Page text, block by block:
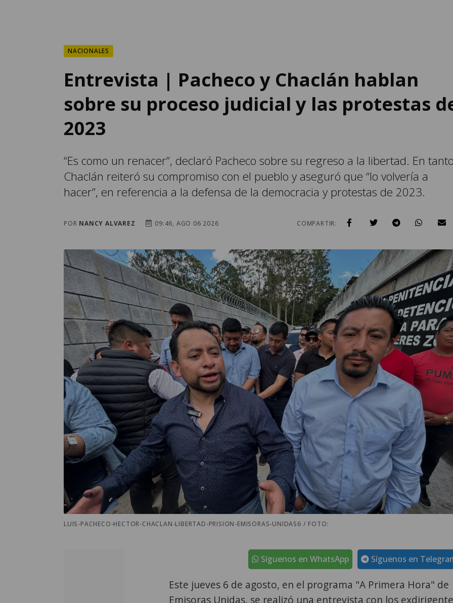
NACIONALES
Entrevista | Pacheco y Chaclán hablan
sobre su proceso judicial y las protestas
2023
“Es como un renacer”, declaró Pacheco sobre su regreso a la libertad. En
Chaclán reiteró su compromiso con el pueblo y aseguró que “lo volvería a
hacer”, en referencia a la defensa de la democracia y protestas de 2023.
POR NANCY ALVAREZ 09:46, AGO 06 2026 COMPARTIR:
LUIS-PACHECO-HECTOR-CHACLAN-LIBERTAD-PRISION-EMISORAS-UNIDAS6 / FOTO:
Síguenos en
Síguenos en WhatsApp
Este jueves 6 de agosto, en el programa "A Primera Hora" de
Emisoras Unidas, se realizó una entrevista con los